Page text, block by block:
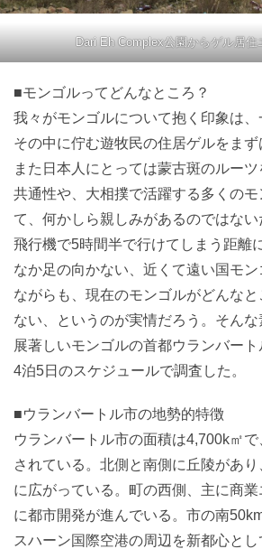
Dari Eh Complex公園からゲル居住
■モンゴルってどんなところ？
我々がモンゴルについて抱く印象は、
その中に佇む遊牧民の住居ゲルをまず
また日本人にとっては蒙古斑のルー
共通性や、大相撲で活躍する多くの
て、何かしら親しみがあるのではな
飛行機で5時間半で行けてしまう距離
なか足の向かない、近くて遠い国モン
ながらも、現在のモンゴルがどんな
ない、というのが実情だろう。そん
展著しいモンゴルの首都ウランバート
4泊5日のスケジュールで調査した。
■ウランバートル市の地勢的特徴
ウランバートル市の面積は4,700k㎡
されている。北側と南側に丘陵があ
に広がっている。町の西側、主に商
に都市開発が進んでいる。市の南
スハーン国際空港の周辺を新都心と